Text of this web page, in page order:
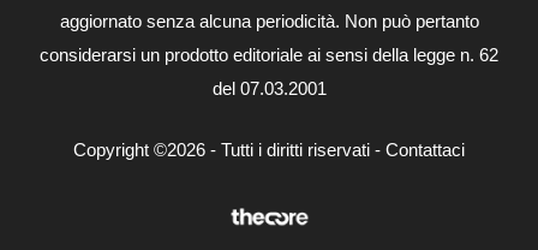
aggiornato senza alcuna periodicità. Non può pertanto
considerarsi un prodotto editoriale ai sensi della legge n. 62
del 07.03.2001
Copyright ©2026 - Tutti i diritti riservati - Contattaci